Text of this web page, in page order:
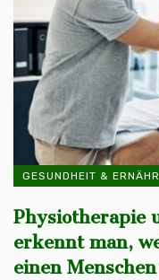
GESUNDHEIT &
Physiotherapie
erkennt man,
einen